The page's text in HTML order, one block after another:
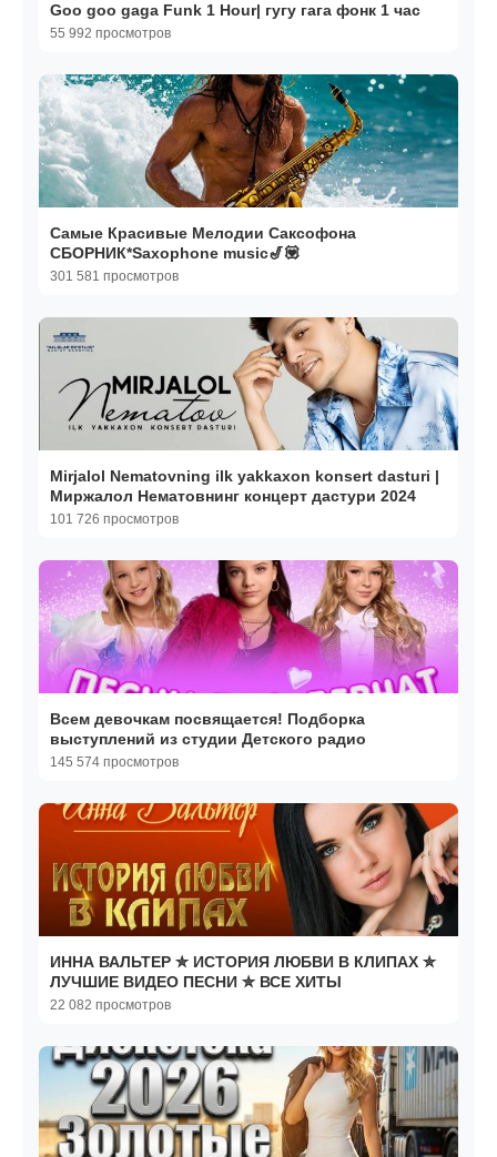
Goo goo gaga Funk 1 Hour| гугу гага фонк 1 час
55 992 просмотров
Самые Красивые Мелодии Саксофона
СБОРНИК*Saxophone music🎷💟
301 581 просмотров
Mirjalol Nematovning ilk yakkaxon konsert dasturi |
Миржалол Нематовнинг концерт дастури 2024
101 726 просмотров
Всем девочкам посвящается! Подборка
выступлений из студии Детского радио
145 574 просмотров
ИННА ВАЛЬТЕР ✮ ИСТОРИЯ ЛЮБВИ В КЛИПАХ ✮
ЛУЧШИЕ ВИДЕО ПЕСНИ ✮ ВСЕ ХИТЫ
22 082 просмотров